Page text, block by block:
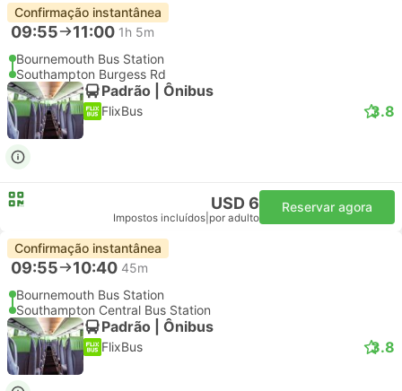
Confirmação instantânea
09:55 11:00 1h 5m
Bournemouth Bus Station
Southampton Burgess Rd
Padrão | Ônibus
FlixBus 3.8
USD 6
Impostos incluídos por adulto
Reservar agora
Confirmação instantânea
09:55 10:40 45m
Bournemouth Bus Station
Southampton Central Bus Station
Padrão | Ônibus
FlixBus 3.8